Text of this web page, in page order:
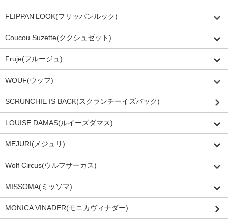
FLIPPAN'LOOK(フリッパンルック)
Coucou Suzette(ククシュゼット)
Fruje(フルージュ)
WOUF(ウッフ)
SCRUNCHIE IS BACK(スクランチーイズバック)
LOUISE DAMAS(ルイーズダマス)
MEJURI(メジュリ)
Wolf Circus(ウルフサーカス)
MISSOMA(ミッソマ)
MONICA VINADER(モニカヴィナダー)